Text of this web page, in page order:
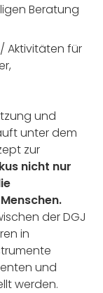
Beratung
Aktivitäten für
und
unter dem
zur
nicht nur
der DGJ
in
und
werden.